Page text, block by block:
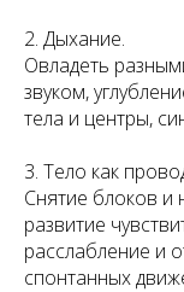
2. Дыхание.
Овладеть
звуком,
тела и центры,
3. Тело как
Снятие блоков и
развитие
расслабление и
спонтанных